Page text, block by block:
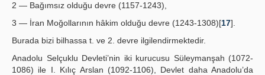
2 — Bağımsız olduğu devre (1157-1243),
3 — İran Moğollarının hâkim olduğu devre (1243-1308)[17].
Burada bizi bilhassa t. ve 2. devre ilgilendirmektedir.
Anadolu Selçuklu Devleti’nin iki kurucusu Süleymanşah (1072-
1086) ile I. Kılıç Arslan (1092-1106), Devlet daha Anadolu’da